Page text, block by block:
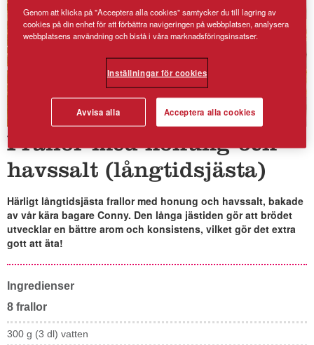
Frallor med honung och
havssalt (långtidsjästa)
Härligt långtidsjästa frallor med honung och havssalt, bakade
av vår kära bagare Conny. Den långa jästiden gör att brödet
utvecklar en bättre arom och konsistens, vilket gör det extra
gott att äta!
Ingredienser
8 frallor
300 g (3 dl) vatten
Genom att klicka på "Acceptera alla cookies" samtycker du till lagring av
cookies på din enhet för att förbättra navigeringen på webbplatsen, analysera
webbplatsens användning och bistå i våra marknadsföringsinsatser.
Inställningar för cookies
Avvisa alla Acceptera alla cookies